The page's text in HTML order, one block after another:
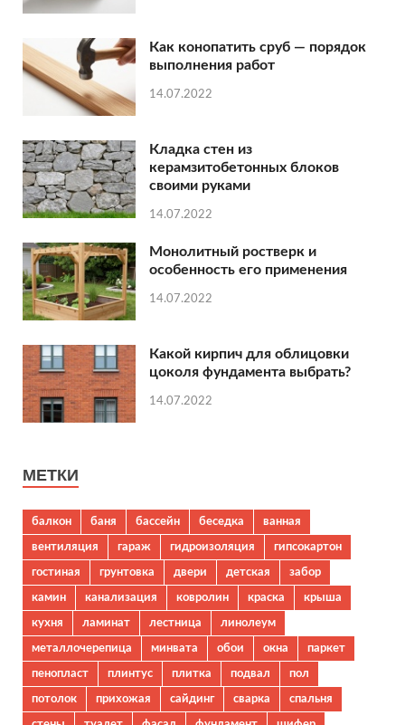
Как конопатить сруб — порядок
выполнения работ
14.07.2022
Кладка стен из
керамзитобетонных блоков
своими руками
14.07.2022
Монолитный ростверк и
особенность его применения
14.07.2022
Какой кирпич для облицовки
цоколя фундамента выбрать?
14.07.2022
МЕТКИ
балкон баня бассейн беседка
ванная
вентиляция
гараж гидроизоляция
гипсокартон
гостиная
грунтовка двери детская
забор
камин
канализация ковролин краска
крыша
кухня
ламинат лестница
линолеум
металлочерепица
минвата обои окна
паркет
пенопласт
плинтус плитка подвал
пол
потолок
прихожая сайдинг сварка
спальня